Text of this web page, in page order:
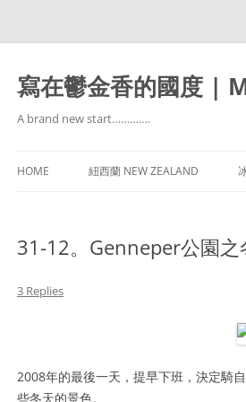
寫在鬱金香的國度 |
A brand new start………….
HOME 紐西蘭 NEW ZEALAND
31-12。Genneper公園之
3 Replies
2008年的最後一天，提早下班，決定騎
些冬天的景色。